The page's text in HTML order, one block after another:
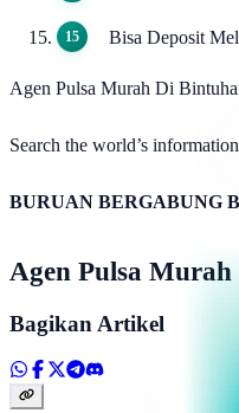
Bisa Deposit
Agen Pulsa Murah Di
Search the world’s
BURUAN BERGABUNG
Agen Pulsa
Bagikan Artikel